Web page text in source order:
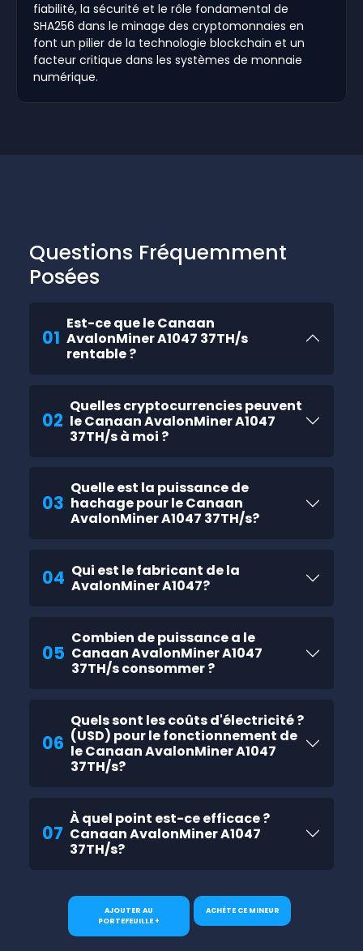
fiabilité, la sécurité et le rôle fondamental de
SHA256 dans le minage des cryptomonnaies en
font un pilier de la technologie blockchain et un
facteur critique dans les systèmes de monnaie
numérique.
Questions Fréquemment
Posées
01
Est-ce que le Canaan
AvalonMiner A1047 37TH/s
rentable ?
02
Quelles cryptocurrencies peuvent
le Canaan AvalonMiner A1047
37TH/s à moi ?
03
Quelle est la puissance de
hachage pour le Canaan
AvalonMiner A1047 37TH/s?
04 Qui est le fabricant de la
AvalonMiner A1047?
05
Combien de puissance a le
Canaan AvalonMiner A1047
37TH/s consommer ?
06
Quels sont les coûts d'électricité ?
(USD) pour le fonctionnement de
le Canaan AvalonMiner A1047
37TH/s?
07
À quel point est-ce efficace ?
Canaan AvalonMiner A1047
37TH/s?
AJOUTER AU
PORTEFEUILLE +
ACHÈTE CE MINEUR